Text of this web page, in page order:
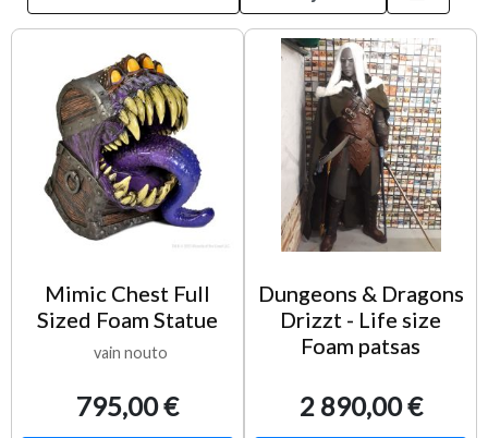
Mimic Chest Full
Sized Foam Statue
vain nouto
795,00 €
Dungeons & Dragons
Drizzt - Life size
Foam patsas
2 890,00 €